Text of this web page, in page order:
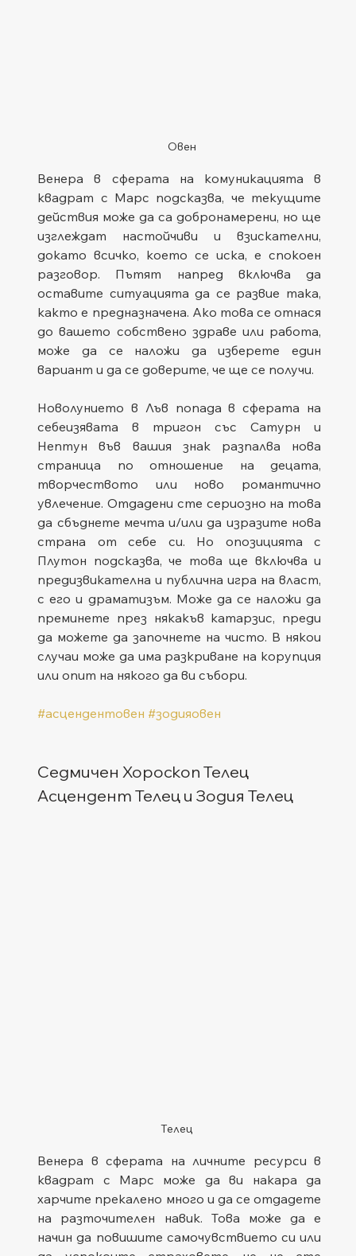
Овен
Венера в сферата на комуникацията в
квадрат с Марс подсказва, че текущите
действия може да са добронамерени, но ще
изглеждат настойчиви и взискателни,
докато всичко, което се иска, е спокоен
разговор. Пътят напред включва да
оставите ситуацията да се развие така,
както е предназначена. Ако това се отнася
до вашето собствено здраве или работа,
може да се наложи да изберете един
вариант и да се доверите, че ще се получи.
Новолунието в Лъв попада в сферата на
себеизявата в тригон със Сатурн и
Нептун във вашия знак разпалва нова
страница по отношение на децата,
творчеството или ново романтично
увлечение. Отдадени сте сериозно на това
да сбъднете мечта и/или да изразите нова
страна от себе си. Но опозицията с
Плутон подсказва, че това ще включва и
предизвикателна и публична игра на власт,
с его и драматизъм. Може да се наложи да
преминете през някакъв катарзис, преди
да можете да започнете на чисто. В някои
случаи може да има разкриване на корупция
или опит на някого да ви събори.
#асцендентовен #зодияовен
Седмичен Хороскоп Телец
Асцендент Телец и Зодия Телец
Телец
Венера в сферата на личните ресурси в
квадрат с Марс може да ви накара да
харчите прекалено много и да се отдадете
на разточителен навик. Това може да е
начин да повишите самочувствието си или